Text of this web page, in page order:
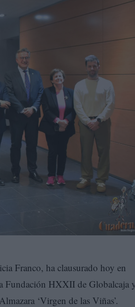
Franco, ha clausurado hoy en
Fundación HXXII de Globalcaja
‘Virgen de las Viñas’.